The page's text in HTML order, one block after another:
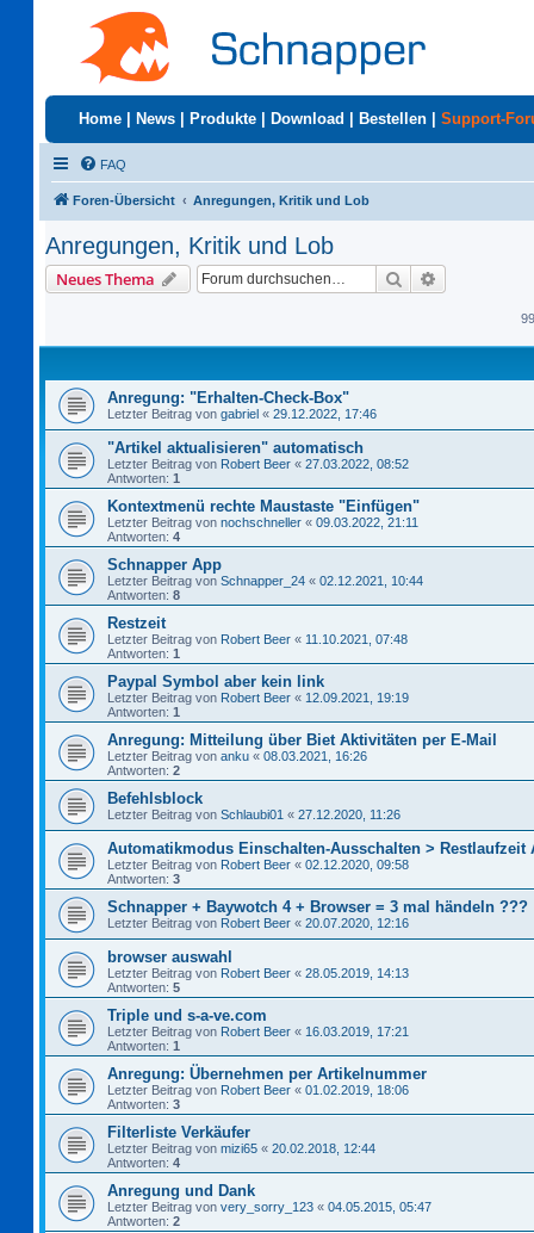
Home News Produkte Download Bestellen Support-
FAQ
Foren-Übersicht Anregungen, Kritik und Lob
Anregungen, Kritik und Lob
Neues Thema Suche
Anregung: "Erhalten-Check-Box"
Letzter Beitrag von gabriel « 29.12.2022, 17:46
"Artikel aktualisieren" automatisch
Letzter Beitrag von Robert Beer « 27.03.2022, 08:52
Antworten: 1
Kontextmenü rechte Maustaste "Einfügen"
Letzter Beitrag von nochschneller « 09.03.2022, 21:11
Antworten: 4
Schnapper App
Letzter Beitrag von Schnapper_24 « 02.12.2021, 10:44
Antworten: 8
Restzeit
Letzter Beitrag von Robert Beer « 11.10.2021, 07:48
Antworten: 1
Paypal Symbol aber kein link
Letzter Beitrag von Robert Beer « 12.09.2021, 19:19
Antworten: 1
Anregung: Mitteilung über Biet Aktivitäten per E-Mail
Letzter Beitrag von anku « 08.03.2021, 16:26
Antworten: 2
Befehlsblock
Letzter Beitrag von Schlaubi01 « 27.12.2020, 11:26
Automatikmodus Einschalten-Ausschalten > Restlaufzeit
Letzter Beitrag von Robert Beer « 02.12.2020, 09:58
Antworten: 3
Schnapper + Baywotch 4 + Browser = 3 mal händeln ???
Letzter Beitrag von Robert Beer « 20.07.2020, 12:16
browser auswahl
Letzter Beitrag von Robert Beer « 28.05.2019, 14:13
Antworten: 5
Triple und s-a-ve.com
Letzter Beitrag von Robert Beer « 16.03.2019, 17:21
Antworten: 1
Anregung: Übernehmen per Artikelnummer
Letzter Beitrag von Robert Beer « 01.02.2019, 18:06
Antworten: 3
Filterliste Verkäufer
Letzter Beitrag von mizi65 « 20.02.2018, 12:44
Antworten: 4
Anregung und Dank
Letzter Beitrag von very_sorry_123 « 04.05.2015, 05:47
Antworten: 2